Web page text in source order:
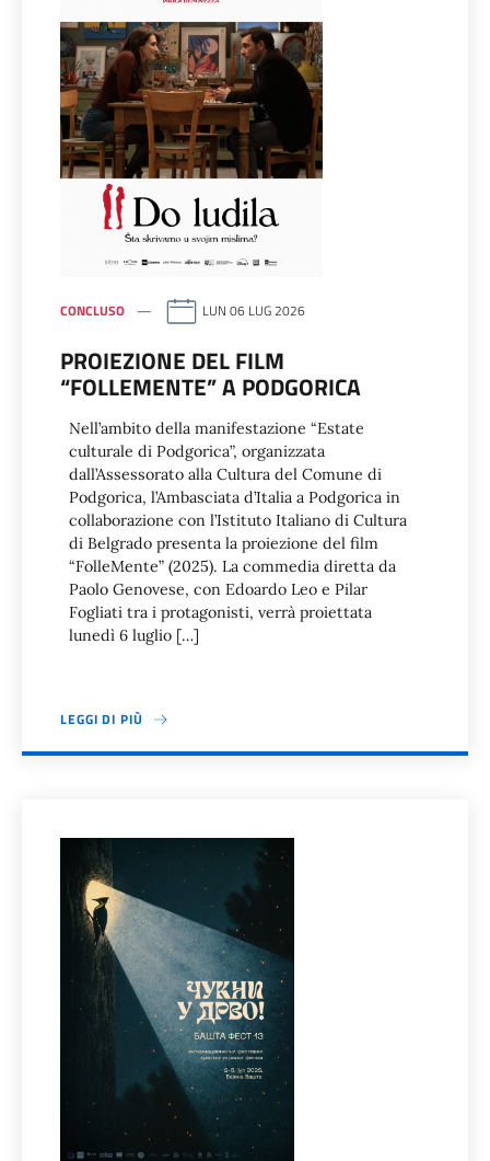
CONCLUSO LUN 06 LUG 2026
PROIEZIONE DEL FILM
“FOLLEMENTE” A PODGORICA
Nell’ambito della manifestazione “Estate
culturale di Podgorica”, organizzata
dall’Assessorato alla Cultura del Comune di
Podgorica, l’Ambasciata d’Italia a Podgorica in
collaborazione con l’Istituto Italiano di Cultura
di Belgrado presenta la proiezione del film
“FolleMente” (2025). La commedia diretta da
Paolo Genovese, con Edoardo Leo e Pilar
Fogliati tra i protagonisti, verrà proiettata
lunedì 6 luglio […]
LEGGI DI PIÙ